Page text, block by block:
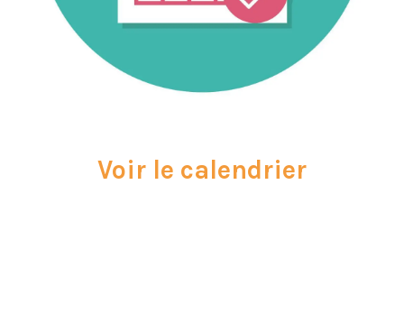
Voir le calendrier